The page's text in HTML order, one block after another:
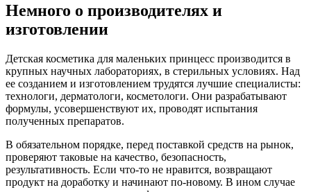
Немного о производителях и
изготовлении
Детская косметика для маленьких принцесс производится в
крупных научных лабораториях, в стерильных условиях. Над
ее созданием и изготовлением трудятся лучшие специалисты:
технологи, дерматологи, косметологи. Они разрабатывают
формулы, усовершенствуют их, проводят испытания
полученных препаратов.
В обязательном порядке, перед поставкой средств на рынок,
проверяют таковые на качество, безопасность,
результативность. Если что-то не нравится, возвращают
продукт на доработку и начинают по-новому. В ином случае